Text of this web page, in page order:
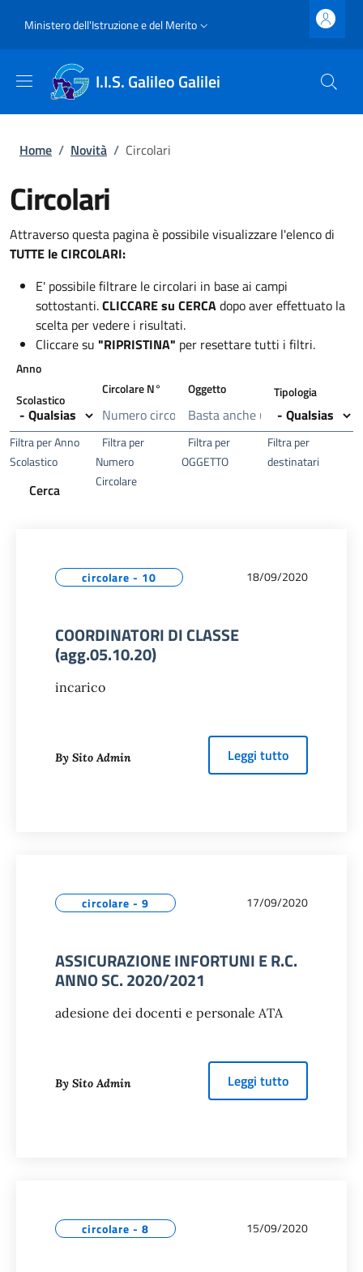
Slim top
Ministero dell'Istruzione e del Merito
I.I.S. Galileo Galilei
Briciole di pane
Home / Novità / Circolari
Circolari
Attraverso questa pagina è possibile visualizzare l'elenco di
TUTTE le CIRCOLARI:
E' possibile filtrare le circolari in base ai campi
sottostanti.CLICCARE su CERCAdopo aver effettuato la
scelta per vedere i risultati.
Cliccare su "RIPRISTINA" per resettare tutti i filtri.
Anno
Scolastico
Filtra per Anno
Scolastico
Circolare N°
Filtra per
Numero
Circolare
Oggetto
Filtra per
OGGETTO
Tipologia
Filtra per
destinatari
circolare - 10 18/09/2020
COORDINATORI DI CLASSE
(agg.05.10.20)
incarico
By Sito Admin Leggi tuttoabout
circolare - 9 17/09/2020
ASSICURAZIONE INFORTUNI E R.C.
ANNO SC. 2020/2021
adesione dei docenti e personale ATA
By Sito Admin Leggi tuttoabout
circolare - 8 15/09/2020